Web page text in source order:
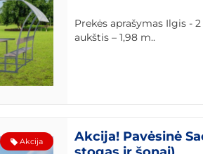
Prekės aprašymas Ilgis -
aukštis – 1,98 m..
Akcija
Akcija! Pavėsinė